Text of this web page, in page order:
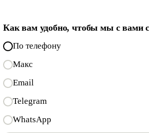
Как вам удобно, чтобы мы с вами
По телефону
Макс
Email
Telegram
WhatsApp